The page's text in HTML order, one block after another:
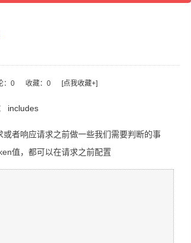
：0 收藏：0 [点我收藏+]
includes
者响应请求之前做一些我们需要判断的事
值，都可以在请求之前配置